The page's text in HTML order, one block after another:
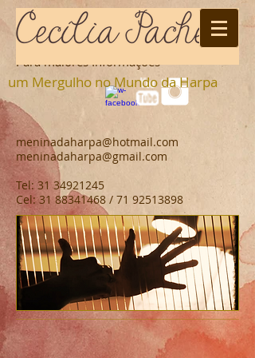
um Mergulho no Mundo da Harpa
C o n t a t o s
Para maiores Informações
meninadaharpa@hotmail.com
meninadaharpa@gmail.com
Tel: 31 34921245
Cel: 31 88341468 / 71 92513898